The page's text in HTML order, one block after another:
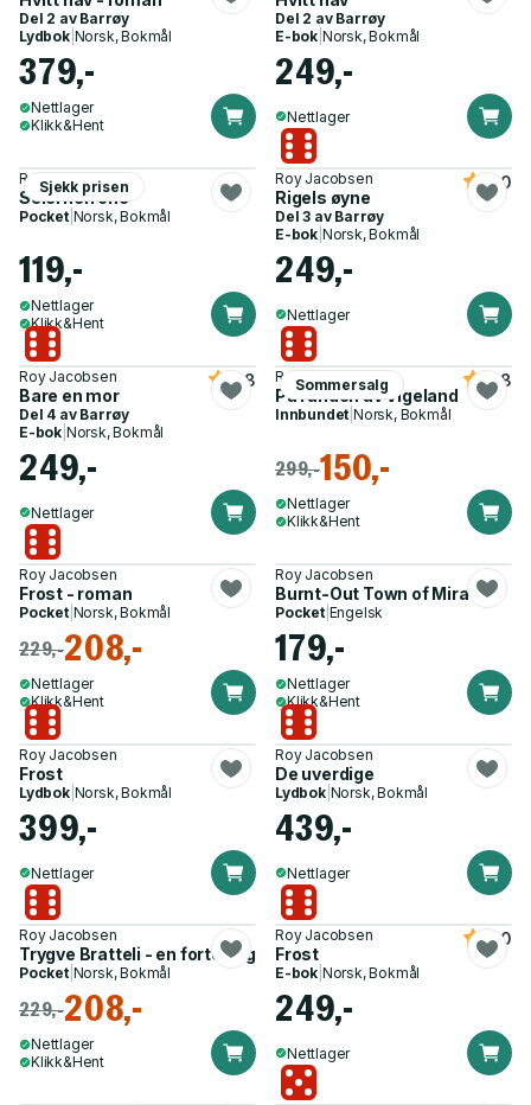
Del 2 av Barrøy
Lydbok| Norsk, Bokmål
379,-
Nettlager
Klikk&Hent
Del 2 av Barrøy
E-bok Norsk, Bokmål
249,-
Nettlager
Sjekk prisen
Roy Jacobsen
Seierherrene
Pocket| Norsk, Bokmål
119,-
Nettlager
Klikk&Hent
Roy Jacobsen
Rigels øyne
4.0
Del 3 av Barrøy
E-bok Norsk, Bokmål
249,-
Nettlager
Roy Jacobsen
Bare en mor
3.8
Del 4 av Barrøy
E-bok Norsk, Bokmål
249,-
Nettlager
Sommersalg
Roy Jacobsen
På randen av Vigeland
4.8
Innbundet |Norsk, Bokmål
299,-150,-
Nettlager
Klikk&Hent
Roy Jacobsen
Frost - roman
Pocket| Norsk, Bokmål
229,-208,-
Nettlager
Klikk&Hent
Roy Jacobsen
Burnt-Out Town of Miracles
Pocket| Engelsk
179,-
Nettlager
Klikk&Hent
Roy Jacobsen
Frost
Lydbok| Norsk, Bokmål
399,-
Nettlager
Roy Jacobsen
De uverdige
Lydbok| Norsk, Bokmål
439,-
Nettlager
Roy Jacobsen
Trygve Bratteli - en fortelling
Pocket| Norsk, Bokmål
229,-208,-
Nettlager
Klikk&Hent
Roy Jacobsen
Frost
4.0
E-bok Norsk, Bokmål
249,-
Nettlager